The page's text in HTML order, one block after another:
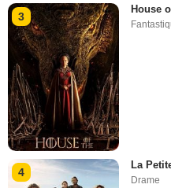
3
House
4
La
Drame